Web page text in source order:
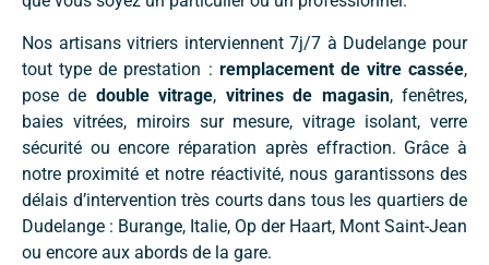
Nos artisans vitriers interviennent 7j/7 à Dudelange pour
tout type de prestation : remplacement de vitre cassée,
pose de double vitrage, vitrines de magasin, fenêtres,
baies vitrées, miroirs sur mesure, vitrage isolant, verre
sécurité ou encore réparation après effraction. Grâce à
notre proximité et notre réactivité, nous garantissons des
délais d’intervention très courts dans tous les quartiers de
Dudelange : Burange, Italie, Op der Haart, Mont Saint-Jean
ou encore aux abords de la gare.